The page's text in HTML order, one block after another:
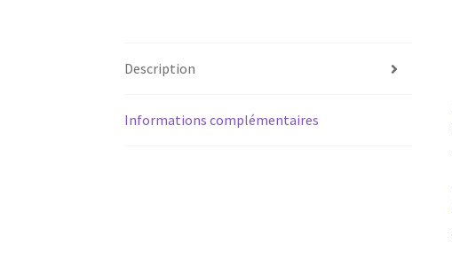
Description
Informations complémentaires